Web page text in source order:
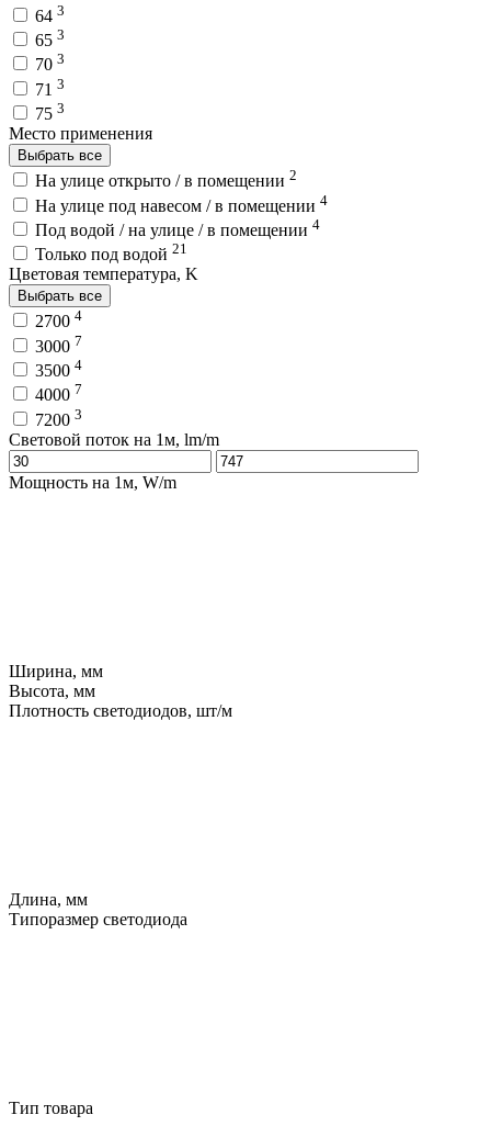
64 3
65 3
70 3
71 3
75 3
Место применения
Выбрать все
На улице открыто / в помещении 2
На улице под навесом / в помещении 4
Под водой / на улице / в помещении 4
Только под водой 21
Цветовая температура, K
Выбрать все
2700 4
3000 7
3500 4
4000 7
7200 3
Световой поток на 1м, lm/m
Мощность на 1м, W/m
Ширина, мм
Высота, мм
Плотность светодиодов, шт/м
Длина, мм
Типоразмер светодиода
Тип товара